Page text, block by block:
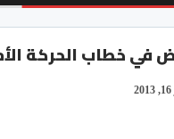
في خطاب الحركة